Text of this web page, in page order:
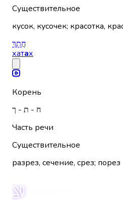
Существительное
кусок, кусочек; красотка,
חֲתָךְ
хатах
Корень
ח - ת - ך
Часть речи
Существительное
разрез, сечение, срез; порез